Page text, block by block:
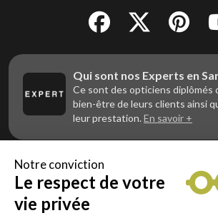
Qui sont nos Experts en
Ce sont des opticiens diplômés
bien-être de leurs clients ainsi
leur prestation.En savoir +
Vous êtes un
vous souhaitez nous
Contactez Alliance Optic, la
Notre conviction
Le respect de votre
vie privée